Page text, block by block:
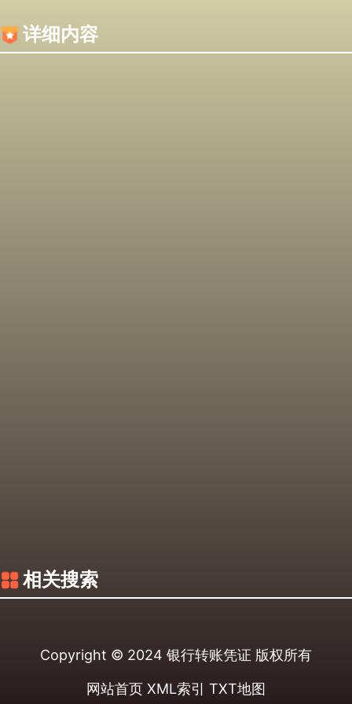
详细内容
相关搜索
Copyright © 2024 银行转账凭证 版权所有
网站首页 XML索引 TXT地图